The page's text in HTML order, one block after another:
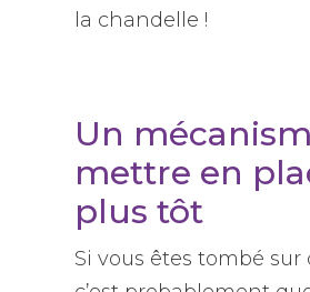
la chandelle !
Un
mettre en
plus tôt
Si vous êtes tombé sur